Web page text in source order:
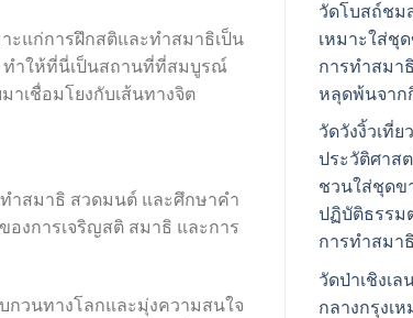
ะแก่การฝึกสติและทำสมาธิเป็น
ทำให้ที่นี่เป็นสถานที่ที่สมบูรณ์
เชื่อมโยงกับเส้นทางจิต
ำสมาธิ สวดมนต์ และศึกษาคำ
องการเจริญสติ สมาธิ และการ
กวนทางโลกและมุ่งความสนใจ
วัดโบสถ์ชม
เหมาะใส่ชุ
การทำสมา
หลุดพ้นจาก
วัดวังงิ้วเที่
ประวัติศาส
ชวนใส่ชุดข
ปฏิบัติธรรม
การทำสมา
วัดป่าเชิงเ
กลางกรุงเ